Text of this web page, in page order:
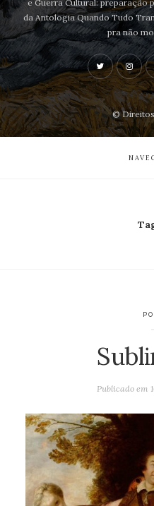
e Guerra Cultural: preparação
da Antologia Quando Tudo
pra não
©
Publicado em